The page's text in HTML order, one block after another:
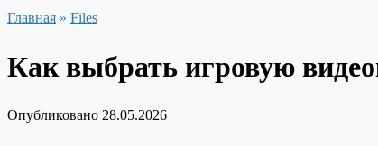
Главная » Files
Как выбрать игровую
Опубликовано 28.05.2026